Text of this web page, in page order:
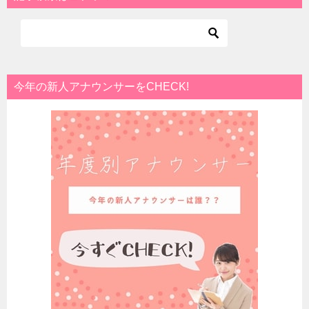
今年の新人アナウンサーをCHECK!